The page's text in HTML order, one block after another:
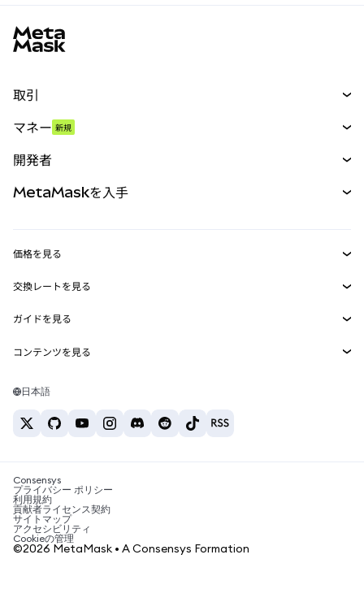
取引
パーペチュアル
RWA
マネー 新規
開発者
MetaMask Connect
Snaps
Web3サービス
MetaMaskを入手
セキュリティ
サポート
キャリア
お問い合わせ
価格を見る
イーサリアムの価格
Solanaの価格
Tetherの価格
交換レートを見る
ETH→USD
USDT→INR
BTC→INR
ETH→USDT
ガイドを見る
ETHの購入
USDTの購入
SHIBの購入
BNBの購入
コンテンツを見る
Solanaウォレット
税制関連ニュース
暗号資産の購入方法は？
ビットコインを売るには？
日本語
Consensys
プライバシー ポリシー
利用規約
貢献者ライセンス契約
サイトマップ
アクセシビリティ
Cookieの管理
©2026 MetaMask • A Consensys Formation